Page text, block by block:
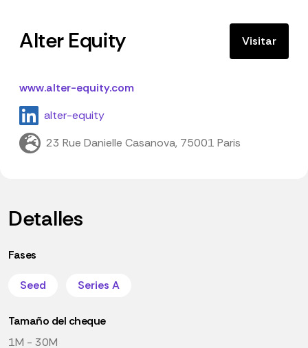
Alter Equity Visitar
www.alter-equity.com
alter-equity
23 Rue Danielle Casanova, 75001 Paris
Detalles
Fases
Seed Series A
Tamaño del cheque
1M - 30M